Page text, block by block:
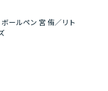
～雛宮蝶鼠と
ールペン 宮 侑／リト